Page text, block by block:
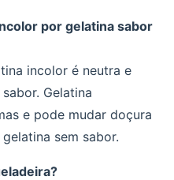
por gelatina sabor
incolor é neutra e
Gelatina
e pode mudar doçura
sem sabor.